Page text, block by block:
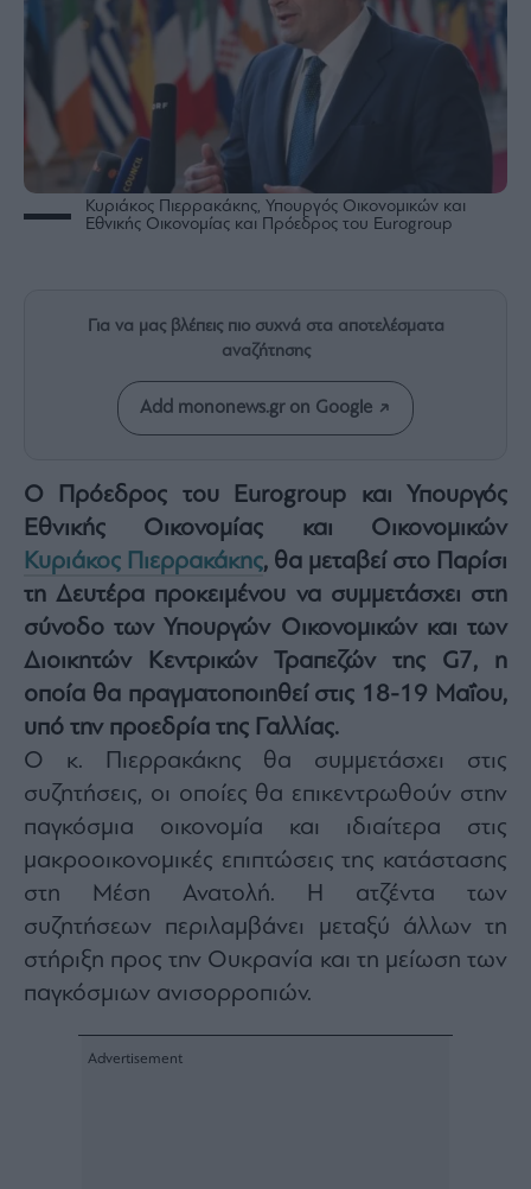
Επι-
θετικά
Today
Mononews2030
Vivants
Auto
Life
&
Style
Υγεία
Architecture
&
Design
Fashion
&
Art
Watches
Yachts
Table
For
Two
Κυριάκος Πιερρακάκης, Υπουργός Οικονομικών και
Εθνικής Οικονομίας και Πρόεδρος του Eurogroup
Για να μας βλέπεις πιο συχνά στα αποτελέσματα
αναζήτησης
Add mononews.gr on Google
Ο Πρόεδρος του Eurogroup και Υπουργός
Εθνικής Οικονομίας και Οικονομικών
Κυριάκος Πιερρακάκης, θα μεταβεί στο Παρίσι
τη Δευτέρα προκειμένου να συμμετάσχει στη
σύνοδο των Υπουργών Οικονομικών και των
Διοικητών Κεντρικών Τραπεζών της G7, η
οποία θα πραγματοποιηθεί στις 18-19 Μαΐου,
υπό την προεδρία της Γαλλίας.
Ο κ. Πιερρακάκης θα συμμετάσχει στις
συζητήσεις, οι οποίες θα επικεντρωθούν στην
παγκόσμια οικονομία και ιδιαίτερα στις
μακροοικονομικές επιπτώσεις της κατάστασης
στη Μέση Ανατολή. Η ατζέντα των
συζητήσεων περιλαμβάνει μεταξύ άλλων τη
στήριξη προς την Ουκρανία και τη μείωση των
παγκόσμιων ανισορροπιών.